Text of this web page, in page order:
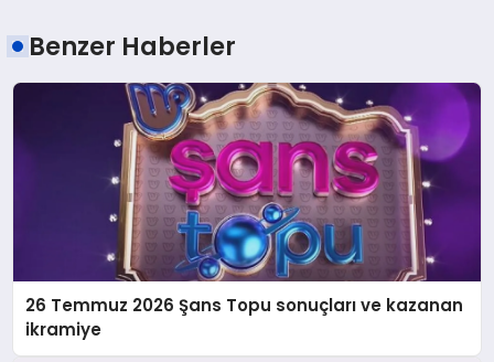
Benzer Haberler
26 Temmuz 2026 Şans Topu sonuçları ve kazanan
ikramiye